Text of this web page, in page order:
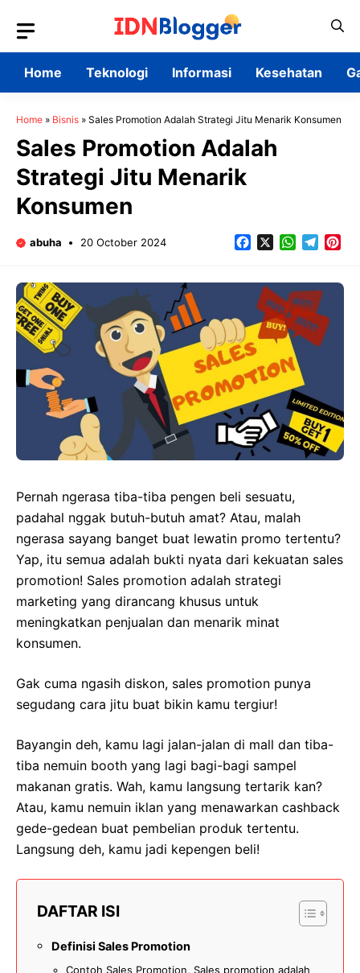
content
Home
Teknologi Informasi Kesehatan
Home » Bisnis » Sales Promotion Adalah Strategi Jitu Menarik Konsumen
Sales Promotion Adalah
Strategi Jitu Menarik
Konsumen
abuha 20 October 2024 FacebookWhatsApp
Pernah ngerasa tiba-tiba pengen beli sesuatu,
padahal nggak butuh-butuh amat? Atau, malah
ngerasa sayang banget buat lewatin promo tertentu?
Yap, itu semua adalah bukti nyata dari kekuatan sales
promotion! Sales promotion adalah strategi
marketing yang dirancang khusus untuk
meningkatkan penjualan dan menarik minat
konsumen.
Gak cuma ngasih diskon, sales promotion punya
segudang cara jitu buat bikin kamu tergiur!
Bayangin deh, kamu lagi jalan-jalan di mall dan tiba-
tiba nemuin booth yang lagi bagi-bagi sampel
makanan gratis. Wah, kamu langsung tertarik kan?
Atau, kamu nemuin iklan yang menawarkan cashback
gede-gedean buat pembelian produk tertentu.
Langsung deh, kamu jadi kepengen beli!
DAFTAR ISI
Definisi Sales Promotion
Contoh Sales Promotion, Sales promotion adalah